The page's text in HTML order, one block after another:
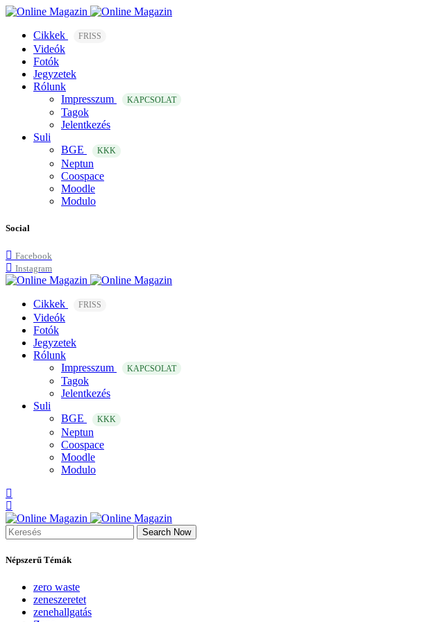
Cikkek FRISS
Videók
Fotók
Jegyzetek
Rólunk
Impresszum
KAPCSOLAT
Tagok
Jelentkezés
Suli
BGE
KKK
Neptun
Coospace
Moodle
Modulo
Social
Facebook
Instagram
Cikkek FRISS
Videók
Fotók
Jegyzetek
Rólunk
Impresszum
KAPCSOLAT
Tagok
Jelentkezés
Suli
BGE
KKK
Neptun
Coospace
Moodle
Modulo
Search Now
Népszerű Témák
zero waste
zeneszeretet
zenehallgatás